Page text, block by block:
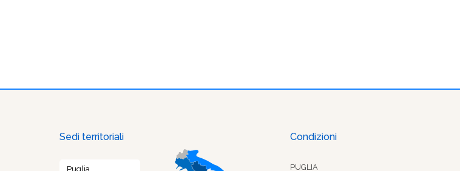
Sedi territoriali
Puglia
Condizioni
PUGLIA